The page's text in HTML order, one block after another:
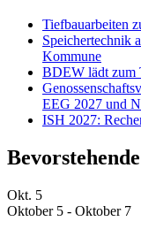
Tiefbauarbeiten
Speichertechnik
Kommune
BDEW lädt zum
EEG 2027 und
ISH 2027:
Okt. 5
Oktober 5 - Oktober 7